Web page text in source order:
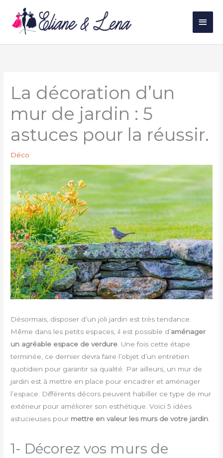
contenu
La décoration d’un
mur de jardin : 5
astuces pour la réussir.
Déco
Désormais, disposer d’un joli jardin est très tendance.
Même dans les petits espaces, il est possible d’aménager
un agréable espace de verdure . Une fois cette étape
terminée, ce dernier devra faire l’objet d’un entretien
quotidien pour garantir sa qualité. Par ailleurs, un mur de
jardin est à mettre en place pour encadrer et aménager
l’espace. Différents décors peuvent habiller ce type de mur
extérieur pour améliorer son esthétique. Voici 5 idées
astucieuses pour mettre en valeur les murs de votre jardin
1- Décorez vos murs de